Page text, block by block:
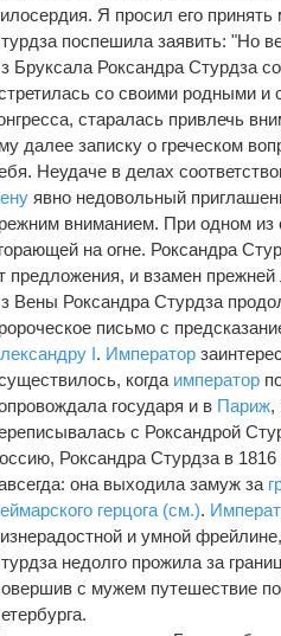
Я просил его
поспешила заявить: "Но
Бруксала Роксандра Стурдза
со своими родными
старалась привлечь
далее записку о греческом
Неудаче в делах
явно недовольный
вниманием. При одном из
на огне. Роксандра
предложения, и взамен
Вены Роксандра Стурдза
письмо с
I. Император
когда император
государя и в Париж,
с Роксандрой
Роксандра Стурдза в
она выходила замуж за
герцога (см.).
и умной
недолго прожила за
с мужем путешествие